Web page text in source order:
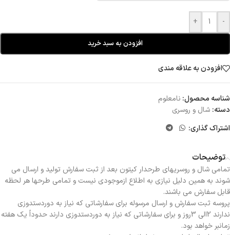
-
+
افزودن به سبد خرید
افزودن به علاقه مندی
شناسه محصول: نامعلوم
دسته: شال و روسری
اشتراک گذاری:
توضیحات
تمامی شال و روسریهای طرحدار کیتون بعد از ثبت سفارش تولید و ارسال می
شوند به همین دلیل نیازی به اطلاع ازموجودی نیست و تمامی طرحها هر لحظه
قابل سفارش می باشند.
پروسه ثبت سفارش و ارسال مرسوله برای سفارشاتی که نیاز به دوردستدوزی
ندارند 2الی 3روز و برای سفارشاتی که نیاز به دوردستدوزی دارند حدوداً یک هفته
زمانبر خواهد بود.